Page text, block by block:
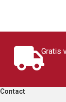
Gratis
Contact